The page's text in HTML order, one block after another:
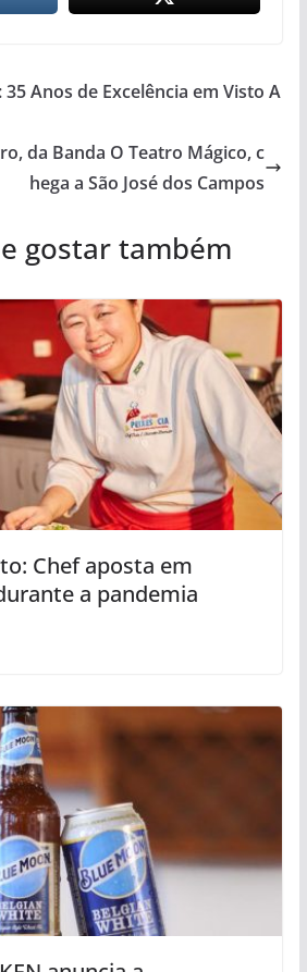
Anos de Excelência em Visto A
da Banda O Teatro Mágico, c
hega a São José dos Campos
gostar também
Chef aposta em
a pandemia